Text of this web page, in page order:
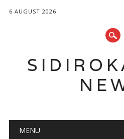
6 AUGUST 2026
Main menu
MENU